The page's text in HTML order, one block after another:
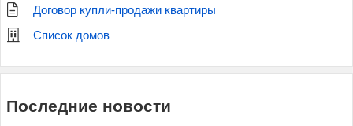
Договор купли-продажи квартиры
Список домов
Последние новости